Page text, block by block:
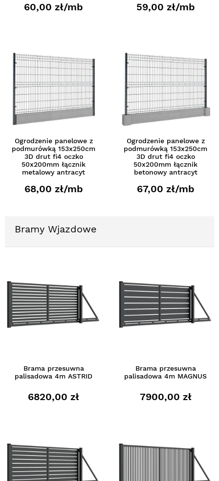
60,00 zł/mb 59,00 zł/mb
Ogrodzenie panelowe z
podmurówką 153x250cm
3D drut fi4 oczko
50x200mm łącznik
metalowy antracyt
68,00 zł/mb
Ogrodzenie panelowe z
podmurówką 153x250cm
3D drut fi4 oczko
50x200mm łącznik
betonowy antracyt
67,00 zł/mb
Bramy Wjazdowe
Brama przesuwna
palisadowa 4m ASTRID
6820,00 zł
Brama przesuwna
palisadowa 4m MAGNUS
7900,00 zł